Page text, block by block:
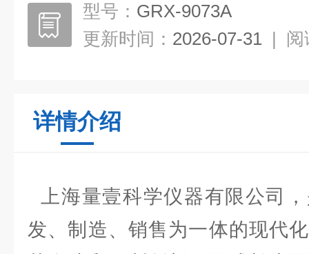
型号： GRX-9073A
更新时间： 2026-07-31 | 阅
详情介绍
上海量壹科学仪器有限公司
发、制造、销售为一体的现代